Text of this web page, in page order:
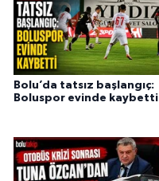
Bolu’da tatsız başlangıç:
Boluspor evinde kaybetti